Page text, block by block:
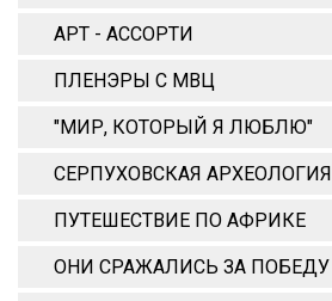
АРТ - АССОРТИ
ПЛЕНЭРЫ С МВЦ
"МИР, КОТОРЫЙ Я ЛЮБЛЮ"
СЕРПУХОВСКАЯ АРХЕОЛОГИЯ
ПУТЕШЕСТВИЕ ПО АФРИКЕ
ОНИ СРАЖАЛИСЬ ЗА ПОБЕДУ